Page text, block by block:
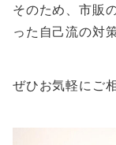
そのため、市販
った自己流の対
ぜひお気軽にご